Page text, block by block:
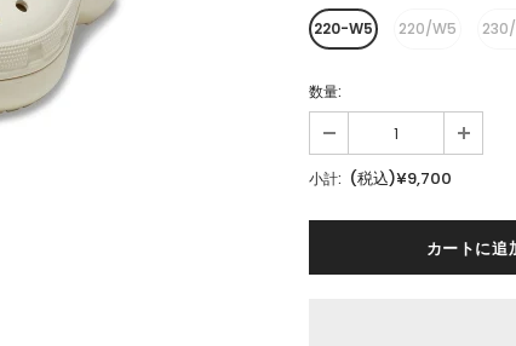
220-W5
220/W5
数量:
小計: (税込)¥9,700